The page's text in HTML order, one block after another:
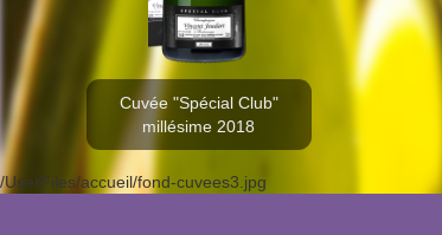
Cuvée "Spécial Club"
millésime 2018
/UserFiles/accueil/fond-cuvees3.jpg